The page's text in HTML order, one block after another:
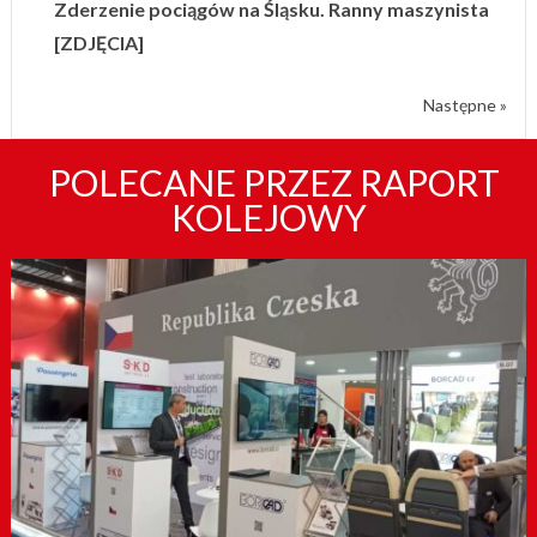
Zderzenie pociągów na Śląsku. Ranny maszynista
[ZDJĘCIA]
Następne »
POLECANE PRZEZ RAPORT
KOLEJOWY